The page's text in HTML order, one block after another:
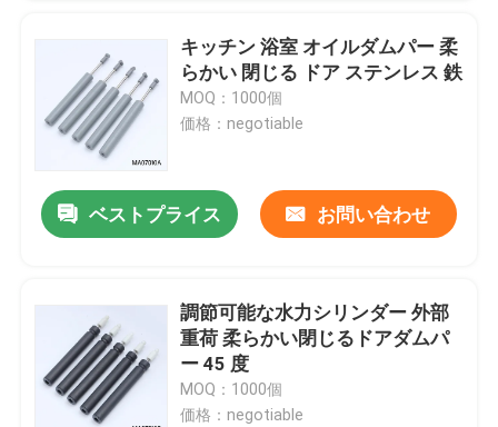
キッチン 浴室 オイルダムパー 柔
らかい 閉じる ドア ステンレス 鉄
MOQ：1000個
価格：negotiable
ベストプライス お問い合わせ
調節可能な水力シリンダー 外部
重荷 柔らかい閉じるドアダムパ
ー 45 度
MOQ：1000個
価格：negotiable